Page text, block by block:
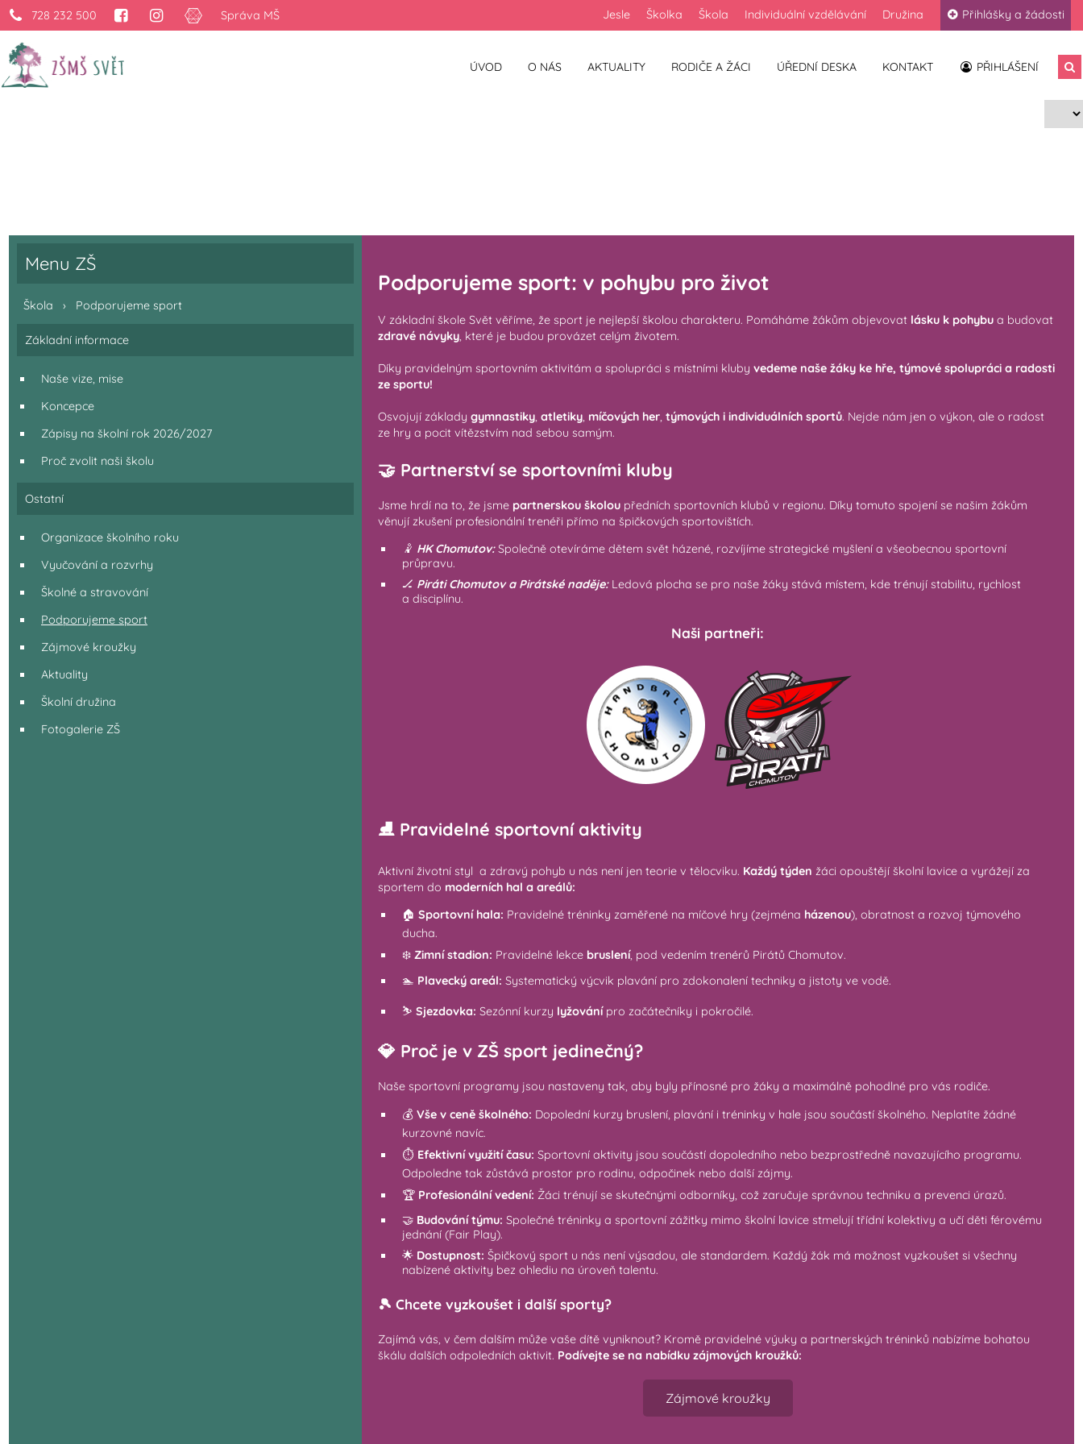
ÚVOD O NÁS AKTUALITY RODIČE A ŽÁCI ÚŘEDNÍ DESKA KONTAKT PŘIHLÁŠENÍ
728 232 500 Správa MŠ Jesle Školka Škola Individuální vzdělávání Družina Přihlášky a žádosti
Menu ZŠ
Škola › Podporujeme sport
Základní informace
Naše vize, mise
Koncepce
Zápisy na školní rok 2026/2027
Proč zvolit naši školu
Ostatní
Organizace školního roku
Vyučování a rozvrhy
Školné a stravování
Podporujeme sport
Zájmové kroužky
Aktuality
Školní družina
Fotogalerie ZŠ
Podporujeme sport: v pohybu pro život
V základní škole Svět věříme, že sport je nejlepší školou charakteru. Pomáháme žákům objevovat lásku k pohybu a budovat
zdravé návyky, které je budou provázet celým životem.
Díky pravidelným sportovním aktivitám a spolupráci s místními kluby vedeme naše žáky ke hře, týmové spolupráci a radosti
ze sportu!
Osvojují základy gymnastiky, atletiky, míčových her, týmových i individuálních sportů. Nejde nám jen o výkon, ale o radost
ze hry a pocit vítězstvím nad sebou samým.
🤝 Partnerství se sportovními kluby
Jsme hrdí na to, že jsme partnerskou školoupředních sportovních klubů v regionu. Díky tomuto spojení se našim žákům
věnují zkušení profesionální trenéři přímo na špičkových sportovištích.
🤾 HK Chomutov:Společně otevíráme dětem svět házené, rozvíjíme strategické myšlení a všeobecnou sportovní
průpravu.
🏒 Piráti Chomutov a Pirátské naděje:Ledová plocha se pro naše žáky stává místem, kde trénují stabilitu, rychlost
a disciplínu.
Naši partneři:
⛸️ Pravidelné sportovní aktivity
Aktivní životní styl a zdravý pohyb u nás není jen teorie v tělocviku. Každý týden žáci opouštějí školní lavice a vyrážejí za
sportem do moderních hal a areálů:
🏠 Sportovní hala: Pravidelné tréninky zaměřené na míčové hry (zejména házenou), obratnost a rozvoj týmového
ducha.
❄️ Zimní stadion: Pravidelné lekce bruslení, pod vedením trenérů Pirátů Chomutov.
🏊 Plavecký areál: Systematický výcvik plavání pro zdokonalení techniky a jistoty ve vodě.
⛷️ Sjezdovka: Sezónní kurzy lyžovánípro začátečníky i pokročilé.
💎 Proč je v ZŠ sport jedinečný?
Naše sportovní programy jsou nastaveny tak, aby byly přínosné pro žáky a maximálně pohodlné pro vás rodiče.
💰 Vše v ceně školného: Dopolední kurzy bruslení, plavání i tréninky v hale jsou součástí školného. Neplatíte žádné
kurzovné navíc.
⏱️ Efektivní využití času: Sportovní aktivity jsou součástí dopoledního nebo bezprostředně navazujícího programu.
Odpoledne tak zůstává prostor pro rodinu, odpočinek nebo další zájmy.
🏆 Profesionální vedení: Žáci trénují se skutečnými odborníky, což zaručuje správnou techniku a prevenci úrazů.
🤝 Budování týmu: Společné tréninky a sportovní zážitky mimo školní lavice stmelují třídní kolektivy a učí děti férovému
jednání (Fair Play).
🌟 Dostupnost: Špičkový sport u nás není výsadou, ale standardem. Každý žák má možnost vyzkoušet si všechny
nabízené aktivity bez ohlediu na úroveň talentu.
🎾 Chcete vyzkoušet i další sporty?
Zajímá vás, v čem dalším může vaše dítě vyniknout? Kromě pravidelné výuky a partnerských tréninků nabízíme bohatou
škálu dalších odpoledních aktivit. Podívejte se na nabídku zájmových kroužků:
Zájmové kroužky